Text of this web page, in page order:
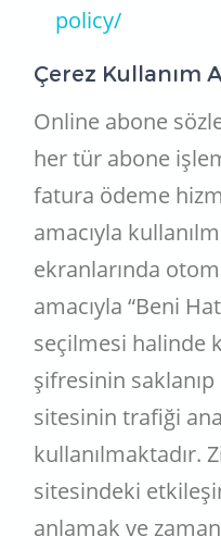
policy/
Çerez Kullanım
Online abone
her tür abone
fatura ödeme
amacıyla
ekranlarında
amacıyla “Beni
seçilmesi halinde
şifresinin saklanıp
sitesinin trafiği
kullanılmaktadır.
sitesindeki
anlamak ve